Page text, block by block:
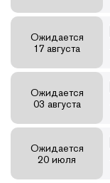
Ожидается
17 августа
Ожидается
03 августа
Ожидается
20 июля